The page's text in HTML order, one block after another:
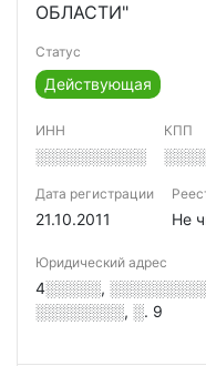
ОБЛАСТИ"
Статус
Действующая
ИНН
░░░░░░░░░░
КПП
Дата регистрации
21.10.2011 Не
Юридический адрес
4░░░░░,
░░░░░░░░, ░. 9